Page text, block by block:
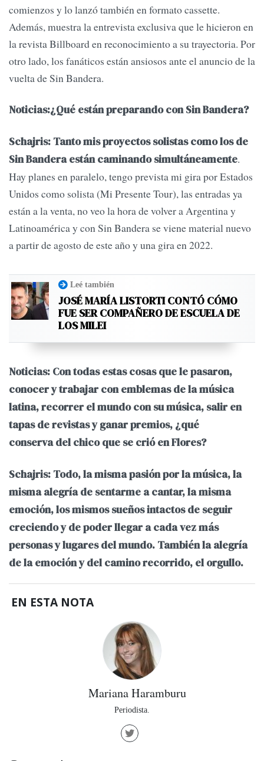
comienzos y lo lanzó también en formato cassette.
Además, muestra la entrevista exclusiva que le hicieron en
la revista Billboard en reconocimiento a su trayectoria. Por
otro lado, los fanáticos están ansiosos ante el anuncio de la
vuelta de Sin Bandera.
Noticias:¿Qué están preparando con Sin Bandera?
Schajris: Tanto mis proyectos solistas como los de
Sin Bandera están caminando simultáneamente.
Hay planes en paralelo, tengo prevista mi gira por Estados
Unidos como solista (Mi Presente Tour), las entradas ya
están a la venta, no veo la hora de volver a Argentina y
Latinoamérica y con Sin Bandera se viene material nuevo
a partir de agosto de este año y una gira en 2022.
Leé también
JOSÉ MARÍA LISTORTI CONTÓ CÓMO
FUE SER COMPAÑERO DE ESCUELA DE
LOS MILEI
Noticias: Con todas estas cosas que le pasaron,
conocer y trabajar con emblemas de la música
latina, recorrer el mundo con su música, salir en
tapas de revistas y ganar premios, ¿qué
conserva del chico que se crió en Flores?
Schajris: Todo, la misma pasión por la música, la
misma alegría de sentarme a cantar, la misma
emoción, los mismos sueños intactos de seguir
creciendo y de poder llegar a cada vez más
personas y lugares del mundo. También la alegría
de la emoción y del camino recorrido, el orgullo.
EN ESTA NOTA
Mariana Haramburu
Periodista.